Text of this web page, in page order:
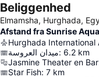
Beliggenhed
Elmamsha, Hurghada,
Afstand fra Sunrise
Hurghada International
ميدان العروسة: 6.2 km
Jasmine Theater en Bar
Star Fish: 7 km